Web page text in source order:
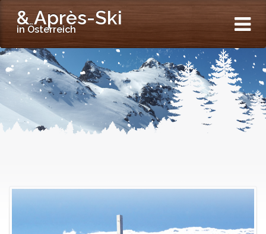
& Après-Ski
in Österreich